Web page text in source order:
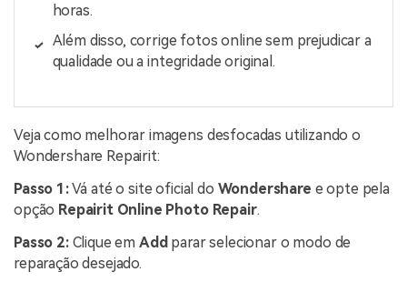
horas.
Além disso, corrige fotos online sem prejudicar a
qualidade ou a integridade original.
Veja como melhorar imagens desfocadas utilizando o
Wondershare Repairit:
Passo 1:Vá até o site oficial do Wondershare e opte pela
opção Repairit Online Photo Repair.
Passo 2:Clique em Add parar selecionar o modo de
reparação desejado.